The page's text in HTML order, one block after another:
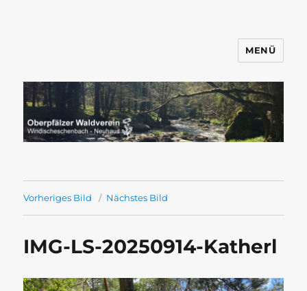
Windischeschenbach-Neuhaus
MENÜ
Vorheriges Bild Nächstes Bild
IMG-LS-20250914-Katherl